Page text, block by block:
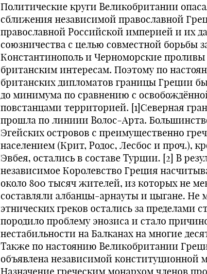
Политические круги Великобритании
сближения независимой православной
православной Российской империей и их
союзничества с целью совместной борьбы
Константинополь и Черноморские
британским интересам. Поэтому по
британских дипломатов границы Греции
до минимума по сравнению с
повстанцами территорией. [1]Северная
прошла по линиии Волос-Арта.
Эгейских островов с преимущественно
населением (Крит, Родос, Лесбос и проч.),
Эвбея, остались в составе Турции. [2] В
независимое Королевство Греция
около 800 тысяч жителей, из которых не
составляли албанцы-арнауты и цыгане. Не
этнических греков остались за пределами
породило проблему энозиса и стало
нестабильности на Балканах на многие
Также по настоянию Великобритании
объявлена независимой конституционной
Назначение греческим монархом членов